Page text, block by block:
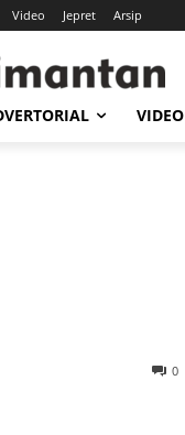
Video Jepret Arsip
VIDEO
0